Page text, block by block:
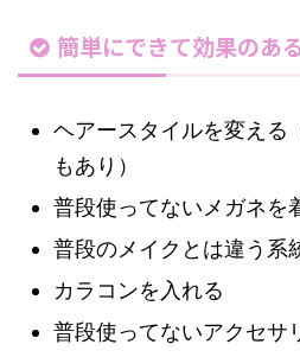
簡単にできて効果のあ
ヘアースタイルを変える
もあり）
普段使ってないメガネを
普段のメイクとは違う系
カラコンを入れる
普段使ってないアクセサ